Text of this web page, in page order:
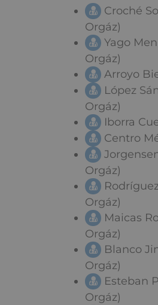
Croché
Orgáz)
Yago
Orgáz)
Arroyo
López
Orgáz)
Iborra
Centro
Orgáz)
Orgáz)
Maicas
Orgáz)
Blanco
Orgáz)
Esteban
Orgáz)